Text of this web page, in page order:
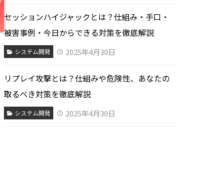
セッションハイジャックとは？仕組み・手口・
被害事例・今日からできる対策を徹底解説
システム開発 2025年4月30日
リプレイ攻撃とは？仕組みや危険性、あなたの
取るべき対策を徹底解説
システム開発 2025年4月30日